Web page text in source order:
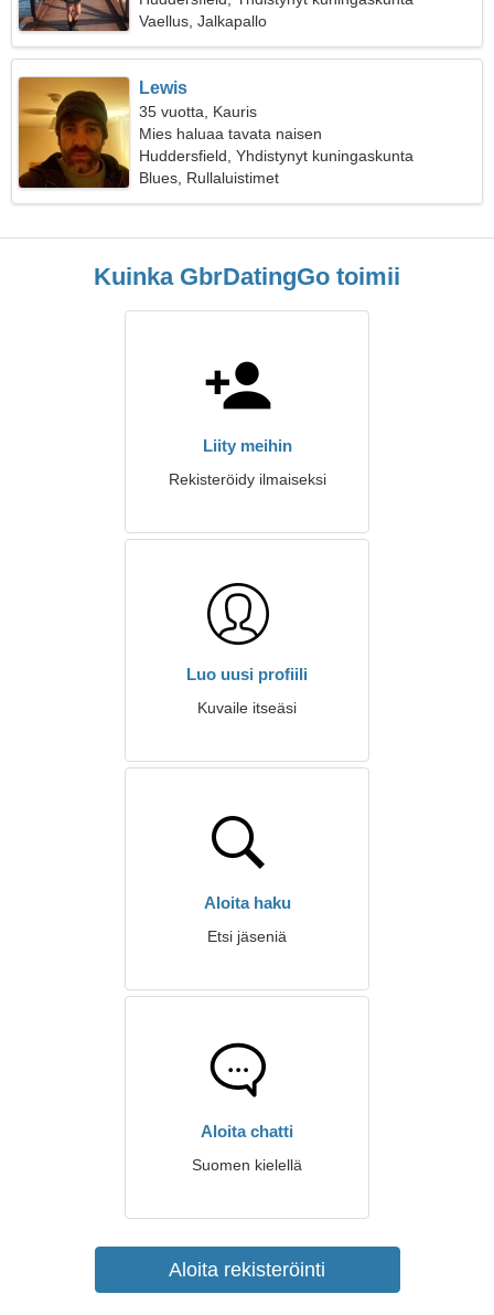
Vaellus, Jalkapallo
Lewis
35 vuotta, Kauris
Mies haluaa tavata naisen
Huddersfield, Yhdistynyt kuningaskunta
Blues, Rullaluistimet
Kuinka GbrDatingGo toimii
Liity meihin
Rekisteröidy ilmaiseksi
Luo uusi profiili
Kuvaile itseäsi
Aloita haku
Etsi jäseniä
Aloita chatti
Suomen kielellä
Aloita rekisteröinti